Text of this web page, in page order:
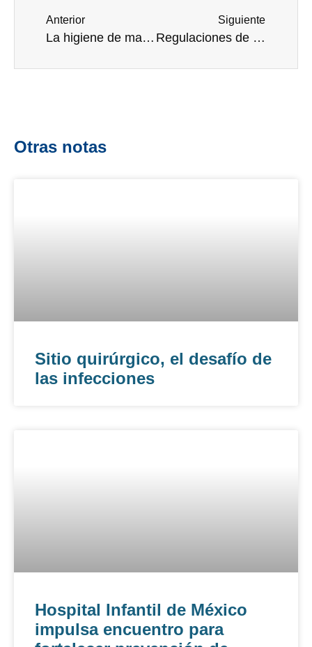
Anterior
La higiene de manos, clave para la bioseguridad de los servicios de salud
Siguiente
Regulaciones de la OMS sobre dispositivos médicos
Otras notas
Sitio quirúrgico, el desafío de
las infecciones
Hospital Infantil de México
impulsa encuentro para